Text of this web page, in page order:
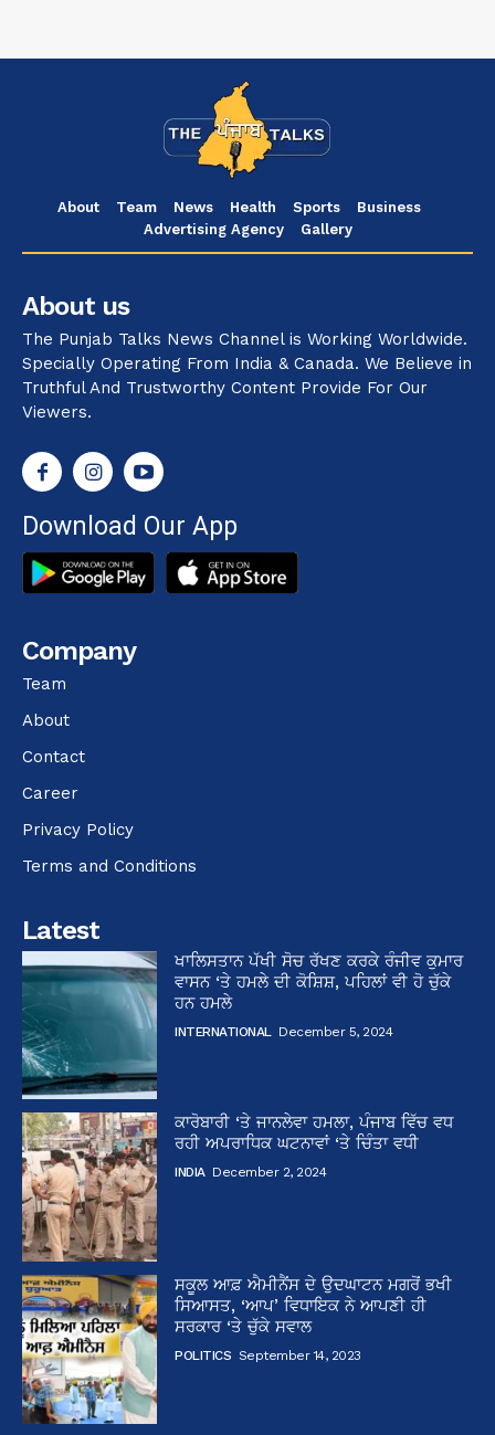
About Team News Health Sports
Business
Advertising Agency
Gallery
About us
The Punjab Talks News Channel is Working Worldwide.
Specially Operating From India & Canada. We Believe in
Truthful And Trustworthy Content Provide For Our
Viewers.
Download Our App
Company
Team
About
Contact
Career
Privacy Policy
Terms and Conditions
Latest
ਖਾਲਿਸਤਾਨ ਪੱਖੀ ਸੋਚ ਰੱਖਣ ਕਰਕੇ ਰੰਜੀਵ ਕੁਮਾਰ
ਵਾਸਨ ‘ਤੇ ਹਮਲੇ ਦੀ ਕੋਸ਼ਿਸ਼, ਪਹਿਲਾਂ ਵੀ ਹੋ ਚੁੱਕੇ
ਹਨ ਹਮਲੇ
INTERNATIONAL December 5, 2024
ਕਾਰੋਬਾਰੀ ‘ਤੇ ਜਾਨਲੇਵਾ ਹਮਲਾ, ਪੰਜਾਬ ਵਿੱਚ ਵਧ
ਰਹੀ ਅਪਰਾਧਿਕ ਘਟਨਾਵਾਂ ‘ਤੇ ਚਿੰਤਾ ਵਧੀ
INDIA December 2, 2024
ਸਕੂਲ ਆਫ਼ ਐਮੀਨੈਂਸ ਦੇ ਉਦਘਾਟਨ ਮਗਰੋਂ ਭਖੀ
ਸਿਆਸਤ, ‘ਆਪ’ ਵਿਧਾਇਕ ਨੇ ਆਪਣੀ ਹੀ
ਸਰਕਾਰ ‘ਤੇ ਚੁੱਕੇ ਸਵਾਲ
POLITICS September 14, 2023